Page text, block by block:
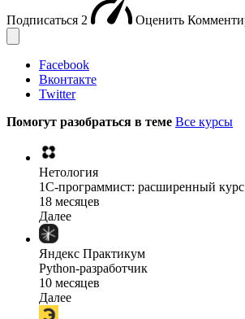
Подписаться 2 Оценить
Facebook
Вконтакте
Twitter
Помогут разобраться в теме Все курсы
Нетология
1C-программист: расширенный курс
18 месяцев
Далее
Яндекс Практикум
Python-разработчик
10 месяцев
Далее